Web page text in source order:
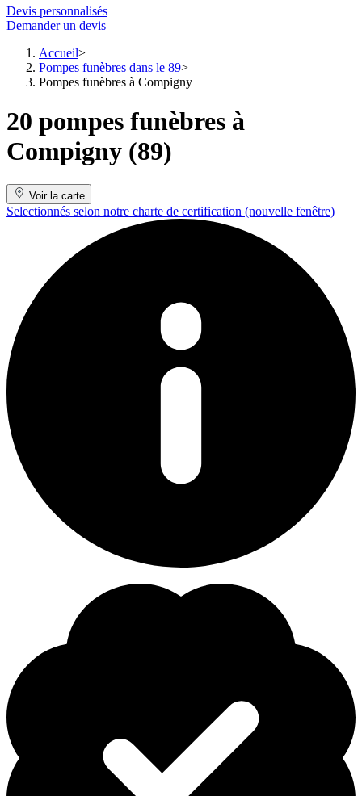
Devis personnalisés
Demander un devis
Accueil
Pompes funèbres dans le 89
Pompes funèbres à Compigny
20 pompes funèbres à
Compigny (89)
Voir la carte
Selectionnés selon notre charte de certification (nouvelle fenêtre)